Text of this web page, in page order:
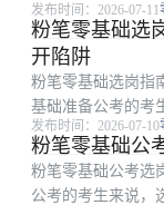
考生因为不熟悉选
或后续入职受阻。
选岗过程中最容易...
发布时间：2026-07-11
粉笔零基础选
开陷阱
粉笔零基础选岗指
基础准备公考的考
考生因为不会梳理
甚至还会出现报错
础选岗指南进阶...
发布时间：2026-07-10
粉笔零基础公
粉笔零基础公考选
公考的考生来说，